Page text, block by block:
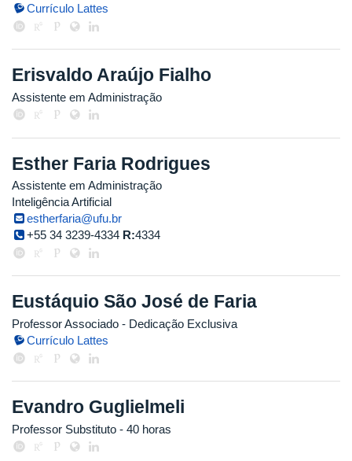
Currículo Lattes
Erisvaldo Araújo Fialho
Assistente em Administração
Esther Faria Rodrigues
Assistente em Administração
Inteligência Artificial
estherfaria@ufu.br
+55 34 3239-4334 R:4334
Eustáquio São José de Faria
Professor Associado - Dedicação Exclusiva
Currículo Lattes
Evandro Guglielmeli
Professor Substituto - 40 horas